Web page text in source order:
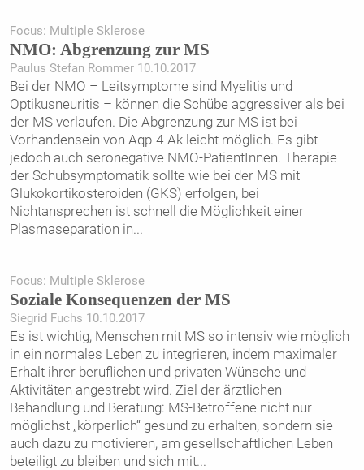
Focus: Multiple Sklerose
NMO: Abgrenzung zur MS
Paulus Stefan Rommer 10.10.2017
Bei der NMO – Leitsymptome sind Myelitis und
Optikusneuritis – können die Schübe aggressiver als bei
der MS verlaufen. Die Abgrenzung zur MS ist bei
Vorhandensein von Aqp-4-Ak leicht möglich. Es gibt
jedoch auch seronegative NMO-PatientInnen. Therapie
der Schubsymptomatik sollte wie bei der MS mit
Glukokortikosteroiden (GKS) erfolgen, bei
Nichtansprechen ist schnell die Möglichkeit einer
Plasmaseparation in...
Focus: Multiple Sklerose
Soziale Konsequenzen der MS
Siegrid Fuchs 10.10.2017
Es ist wichtig, Menschen mit MS so intensiv wie möglich
in ein normales Leben zu integrieren, indem maximaler
Erhalt ihrer beruflichen und privaten Wünsche und
Aktivitäten angestrebt wird. Ziel der ärztlichen
Behandlung und Beratung: MS-Betroffene nicht nur
möglichst „körperlich“ gesund zu erhalten, sondern sie
auch dazu zu motivieren, am gesellschaftlichen Leben
beteiligt zu bleiben und sich mit...